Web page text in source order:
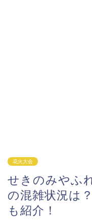
花火大会
せきのみやふ
の混雑状況は
も紹介！